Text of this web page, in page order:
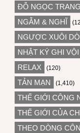
ĐỖ NGỌC
NGẪM & NGHĨ
NGƯỢC XUÔI
NHẬT KÝ GHI VỘI
RELAX (120)
TẢN MẠN (1,410)
THẾ GIỚI CÔNG
THẾ GIỚI CỦA
THEO DÒNG